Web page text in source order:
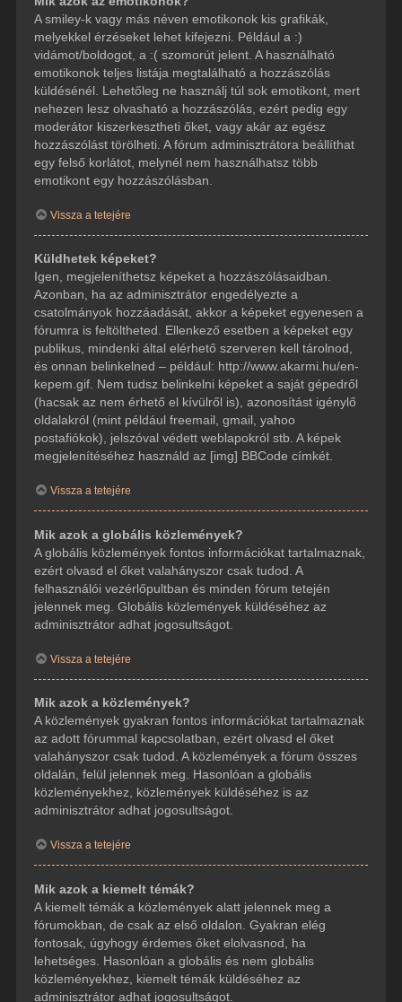
A smiley-k vagy más néven emotikonok kis grafikák,
melyekkel érzéseket lehet kifejezni. Például a :)
vidámot/boldogot, a :( szomorút jelent. A használható
emotikonok teljes listája megtalálható a hozzászólás
küldésénél. Lehetőleg ne használj túl sok emotikont, mert
nehezen lesz olvasható a hozzászólás, ezért pedig egy
moderátor kiszerkesztheti őket, vagy akár az egész
hozzászólást törölheti. A fórum adminisztrátora beállíthat
egy felső korlátot, melynél nem használhatsz több
emotikont egy hozzászólásban.
Vissza a tetejére
Küldhetek képeket?
Igen, megjeleníthetsz képeket a hozzászólásaidban.
Azonban, ha az adminisztrátor engedélyezte a
csatolmányok hozzáadását, akkor a képeket egyenesen a
fórumra is feltöltheted. Ellenkező esetben a képeket egy
publikus, mindenki által elérhető szerveren kell tárolnod,
és onnan belinkelned – például: http://www.akarmi.hu/en-
kepem.gif. Nem tudsz belinkelni képeket a saját gépedről
(hacsak az nem érhető el kívülről is), azonosítást igénylő
oldalakról (mint például freemail, gmail, yahoo
postafiókok), jelszóval védett weblapokról stb. A képek
megjelenítéséhez használd az [img] BBCode címkét.
Vissza a tetejére
Mik azok a globális közlemények?
A globális közlemények fontos információkat tartalmaznak,
ezért olvasd el őket valahányszor csak tudod. A
felhasználói vezérlőpultban és minden fórum tetején
jelennek meg. Globális közlemények küldéséhez az
adminisztrátor adhat jogosultságot.
Vissza a tetejére
Mik azok a közlemények?
A közlemények gyakran fontos információkat tartalmaznak
az adott fórummal kapcsolatban, ezért olvasd el őket
valahányszor csak tudod. A közlemények a fórum összes
oldalán, felül jelennek meg. Hasonlóan a globális
közleményekhez, közlemények küldéséhez is az
adminisztrátor adhat jogosultságot.
Vissza a tetejére
Mik azok a kiemelt témák?
A kiemelt témák a közlemények alatt jelennek meg a
fórumokban, de csak az első oldalon. Gyakran elég
fontosak, úgyhogy érdemes őket elolvasnod, ha
lehetséges. Hasonlóan a globális és nem globális
közleményekhez, kiemelt témák küldéséhez az
adminisztrátor adhat jogosultságot.